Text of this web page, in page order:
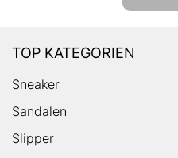
TOP KATEGORIEN
Sneaker
Sandalen
Slipper